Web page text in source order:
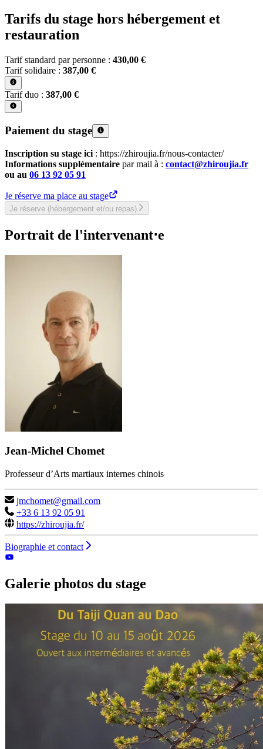
Tarifs du stage hors hébergement et
restauration
Tarif standard par personne : 430,00 €
Tarif solidaire : 387,00 €
Tarif duo : 387,00 €
Paiement du stage
Inscription su stage ici : https://zhiroujia.fr/nous-contacter/
Informations supplémentaire par mail à : contact@zhiroujia.fr
ou au 06 13 92 05 91
Je réserve ma place au stage
Je réserve (hébergement et/ou repas)
Portrait de l'intervenant⋅e
Jean-Michel Chomet
Professeur d’Arts martiaux internes chinois
jmchomet@gmail.com
+33 6 13 92 05 91
https://zhiroujia.fr/
Biographie et contact
Galerie photos du stage